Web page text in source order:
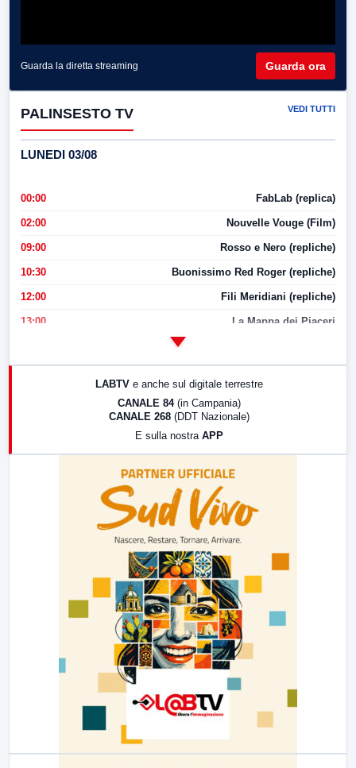
Guarda la diretta streaming Guarda ora
PALINSESTO TV VEDI TUTTI
LUNEDI 03/08
00:00 FabLab (replica)
02:00 Nouvelle Vouge (Film)
09:00 Rosso e Nero (repliche)
10:30 Buonissimo Red Roger (repliche)
12:00 Fili Meridiani (repliche)
13:00 La Mappa dei Piaceri
LABTV e anche sul digitale terrestre
CANALE 84 (in Campania)
CANALE 268 (DDT Nazionale)
E sulla nostra APP